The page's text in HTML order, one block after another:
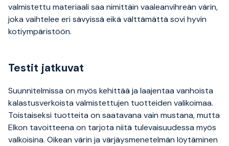
valmistettu materiaali saa nimittäin vaaleanvihreän värin,
joka vaihtelee eri sävyissä eikä välttämättä sovi hyvin
kotiympäristöön.
Testit jatkuvat
Suunnitelmissa on myös kehittää ja laajentaa vanhoista
kalastusverkoista valmistettujen tuotteiden valikoimaa.
Toistaiseksi tuotteita on saatavana vain mustana, mutta
Elkon tavoitteena on tarjota niitä tulevaisuudessa myös
valkoisina. Oikean värin ja värjäysmenetelmän löytäminen